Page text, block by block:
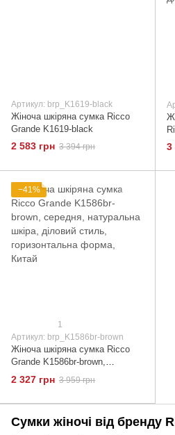
Артикул: brp_K1619-black
Жіноча шкіряна сумка Ricco
Grande K1619-black
2 583 грн 3 394 грн 3
−41%
1
Артикул: brp_K1586br-brown
Жіноча шкіряна сумка Ricco
Grande K1586br-brown,
середня, натуральна шкіра,
діловий стиль, горизонтальна
2 327 грн 3 959 грн
Сумки жіночі від бренду